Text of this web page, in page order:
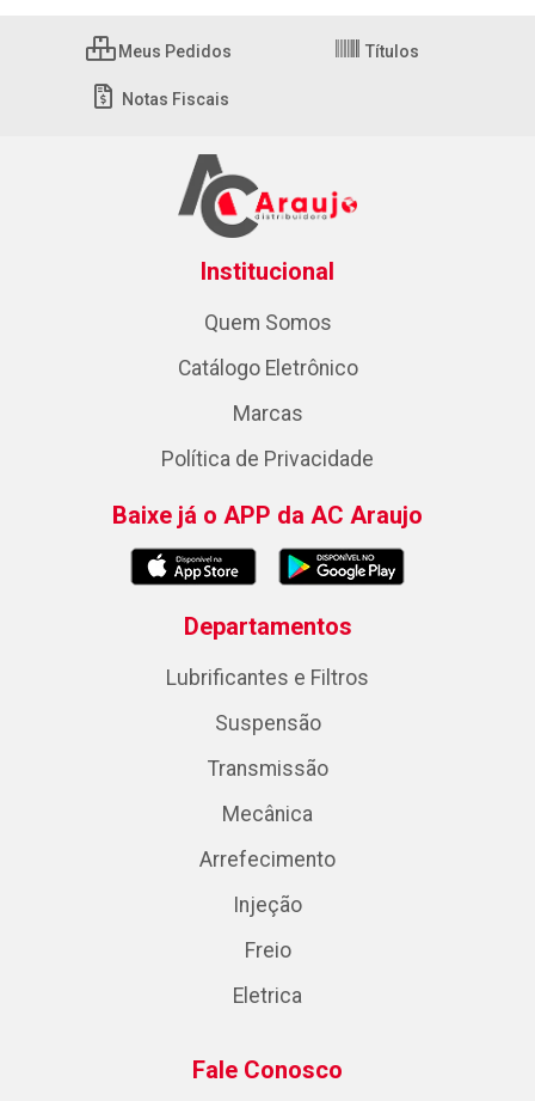
Meus Pedidos Títulos
Notas Fiscais
Institucional
Quem Somos
Catálogo Eletrônico
Marcas
Política de Privacidade
Baixe já o APP da AC Araujo
Departamentos
Lubrificantes e Filtros
Suspensão
Transmissão
Mecânica
Arrefecimento
Injeção
Freio
Eletrica
Fale Conosco